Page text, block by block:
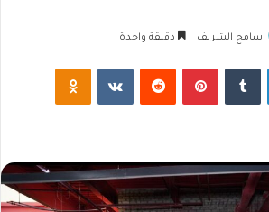
سامح الشريف دقيقة واحدة
لينكدإن بينتيريست